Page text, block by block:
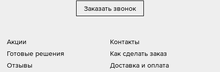
Акции
Готовые решения
Отзывы
Контакты
Как сделать заказ
Доставка и оплата
Заказать звонок